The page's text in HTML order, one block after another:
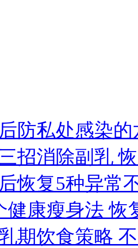
防私处感染
招消除副乳
恢复5种异常
健康瘦身法 恢
期饮食策略